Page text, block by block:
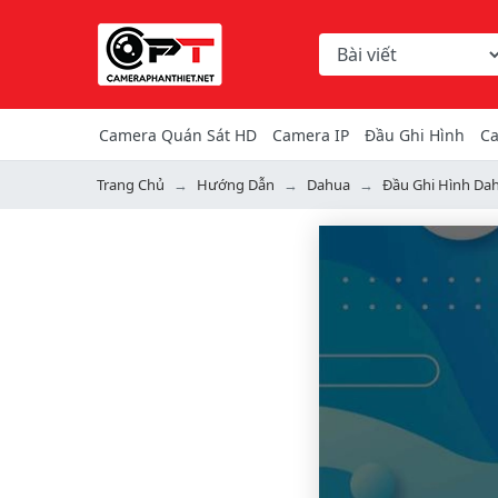
Chọn danh mục tìm
Từ khóa hoặc mã hàng
Camera Quán Sát HD Camera IP Đầu Ghi Hình
Trang Chủ Hướng Dẫn Dahua Đầu Ghi Hình